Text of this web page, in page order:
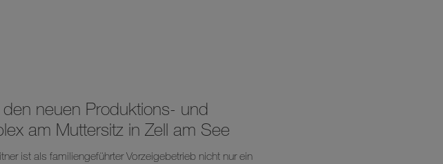
neuen Produktions- und
am Muttersitz in Zell am See
ist als familiengeführter Vorzeigebetrieb nicht nur ein